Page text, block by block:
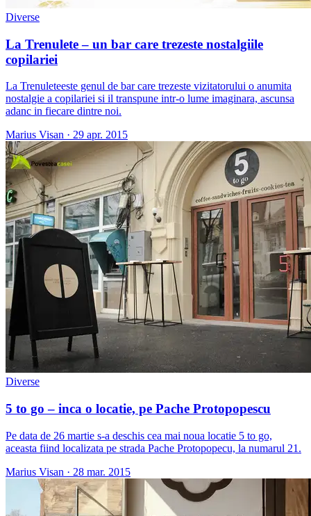
Diverse
La Trenulete – un bar care trezeste nostalgiile
copilariei
La Trenuleteeste genul de bar care trezeste vizitatorului o anumita
nostalgie a copilariei si il transpune intr-o lume imaginara, ascunsa
adanc in fiecare dintre noi.
Marius Visan · 29 apr. 2015
Diverse
5 to go – inca o locatie, pe Pache Protopopescu
Pe data de 26 martie s-a deschis cea mai noua locatie 5 to go,
aceasta fiind localizata pe strada Pache Protopopecu, la numarul 21.
Marius Visan · 28 mar. 2015